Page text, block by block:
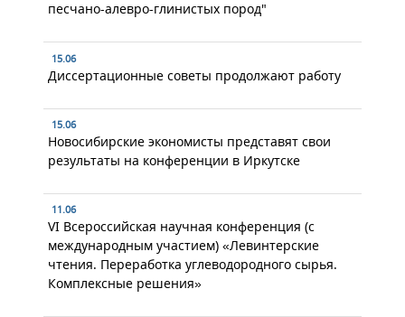
песчано-алевро-глинистых пород"
15.06
Диссертационные советы продолжают работу
15.06
Новосибирские экономисты представят свои
результаты на конференции в Иркутске
11.06
VI Всероссийская научная конференция (с
международным участием) «Левинтерские
чтения. Переработка углеводородного сырья.
Комплексные решения»